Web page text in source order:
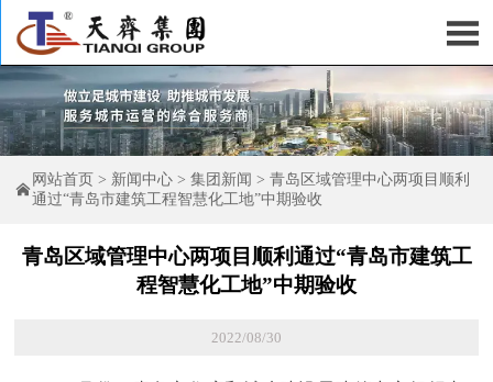


网站首页 > 新闻中心 > 集团新闻 > 青岛区域管理中心两项目顺利
通过“青岛市建筑工程智慧化工地”中期验收
青岛区域管理中心两项目顺利通过“青岛市建筑工
程智慧化工地”中期验收
2022/08/30